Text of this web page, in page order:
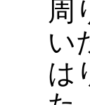
周
い
は